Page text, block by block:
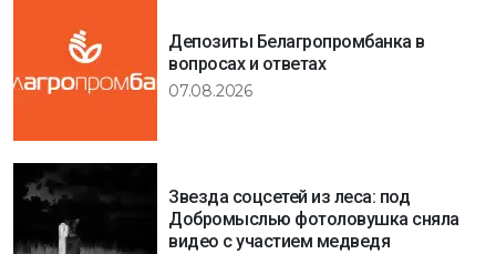
Депозиты Белагропромбанка в
вопросах и ответах
07.08.2026
Звезда соцсетей из леса: под
Добромыслью фотоловушка сняла
видео с участием медведя